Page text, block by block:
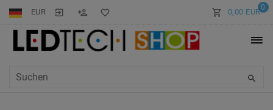
EUR 0
0,00 EUR